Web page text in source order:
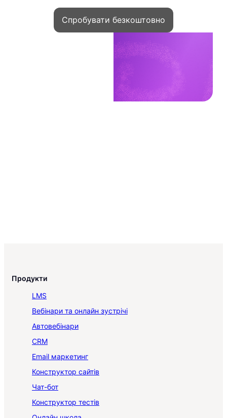
Спробувати безкоштовно
Продукти
LMS
Вебінари та онлайн зустрічі
Автовебінари
CRM
Email маркетинг
Конструктор сайтів
Чат-бот
Конструктор тестів